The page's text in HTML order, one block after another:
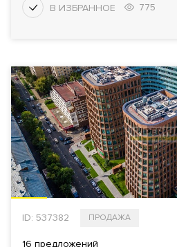
775
ID: 537382 ПРОДАЖА
16 предложений